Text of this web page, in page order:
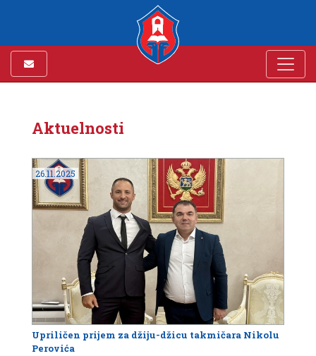
Aktuelnosti
26.11.2025
Upriličen prijem za džiju-džicu takmičara Nikolu
Perovića